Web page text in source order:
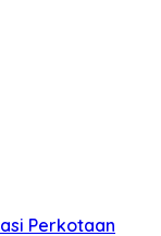
Perkotaan